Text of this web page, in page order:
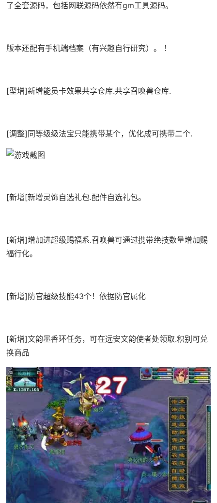
了全套源码，包括网联源码依然有gm工具源码。
版本还配有手机端档案（有兴趣自行研究）。 ！
[型增]新增能员卡效果共享仓库.共享召唤兽仓库.
[调整]同等级级法宝只能携带某个，优化成可携带二个.
[新增[新增灵饰自选礼包.配件自选礼包。
[新增]增加进超级赐福系.召唤兽可通过携带绝技数量增加赐
福行化。
[新增]防官超级技能43个！依据防官属化
[新增]文韵墨香环任务，可在远安文韵使者处领取.积别可兑
换商品